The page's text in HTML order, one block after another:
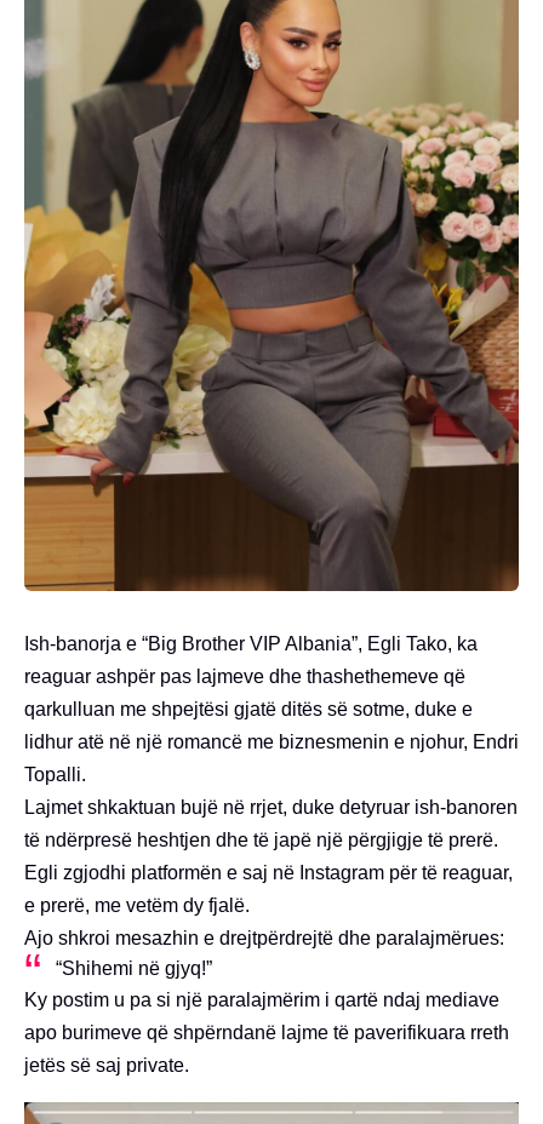
Ish-banorja e “Big Brother VIP Albania”, Egli Tako, ka
reaguar ashpër pas lajmeve dhe thashethemeve që
qarkulluan me shpejtësi gjatë ditës së sotme, duke e
lidhur atë në një romancë me biznesmenin e njohur, Endri
Topalli.
Lajmet shkaktuan bujë në rrjet, duke detyruar ish-banoren
të ndërpresë heshtjen dhe të japë një përgjigje të prerë.
Egli zgjodhi platformën e saj në Instagram për të reaguar,
e prerë, me vetëm dy fjalë.
Ajo shkroi mesazhin e drejtpërdrejtë dhe paralajmërues:
“Shihemi në gjyq!”
Ky postim u pa si një paralajmërim i qartë ndaj mediave
apo burimeve që shpërndanë lajme të paverifikuara rreth
jetës së saj private.